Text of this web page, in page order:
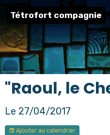
Tétrofort compagnie
"Raoul, le
Le 27/04/2017
Ajouter au calendrier